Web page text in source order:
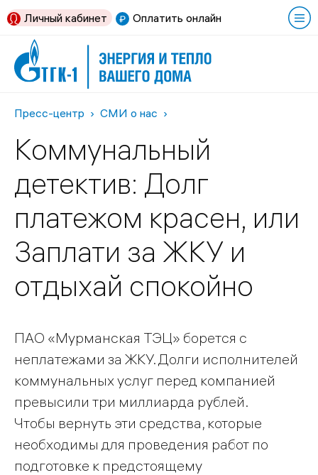
Оплатить онлайн
Личный кабинет
Пресс-центр СМИ о нас
Коммунальный
детектив: Долг
платежом красен, или
Заплати за ЖКУ и
отдыхай спокойно
ПАО «Мурманская ТЭЦ» борется с
неплатежами за ЖКУ. Долги исполнителей
коммунальных услуг перед компанией
превысили три миллиарда рублей.
Чтобы вернуть эти средства, которые
необходимы для проведения работ по
подготовке к предстоящему